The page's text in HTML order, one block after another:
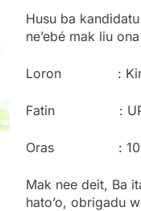
Husu ba
ne’ebé mak liu
Loron : Kinta-
Fatin : UPC
Oras : 10:00
Mak nee deit, Ba
hato’o, obrigadu